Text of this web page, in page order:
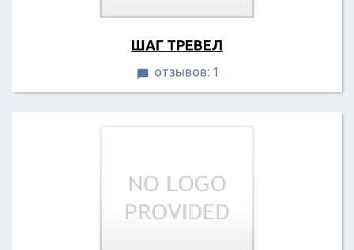
ШАГ ТРЕВЕЛ
 отзывов: 1